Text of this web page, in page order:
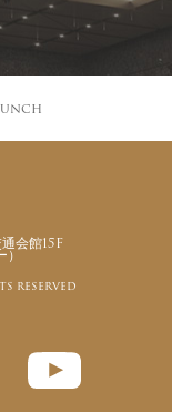
会館15F
）
reserved